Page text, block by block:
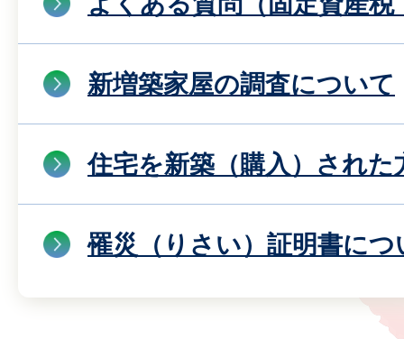
新増築家屋の調査について
住宅を新築（購入）された
罹災（りさい）証明書につ